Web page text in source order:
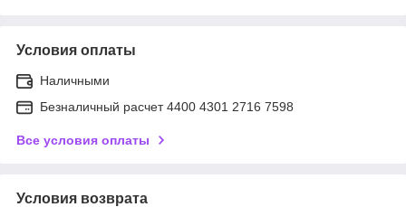
Условия оплаты
Наличными
Безналичный расчет 4400 4301 2716 7598
Все условия оплаты
Условия возврата